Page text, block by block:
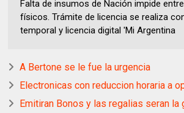
Falta de insumos de Nación impide
físicos. Trámite de licencia se realiza
temporal y licencia digital 'Mi Argentina
A Bertone se le fue la urgencia
Electronicas con reduccion horaria a
Emitiran Bonos y las regalias seran la